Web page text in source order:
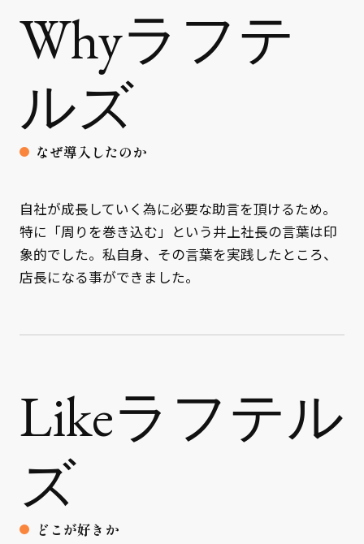
Whyラフテ
ルズ
なぜ導入したのか
自社が成長していく為に必要な助言を頂けるため。
特に「周りを巻き込む」という井上社長の言葉は印
象的でした。私自身、その言葉を実践したところ、
店長になる事ができました。
Likeラフテル
ズ
どこが好きか